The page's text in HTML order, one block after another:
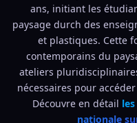
ans, initiant les
paysage durch des
et plastiques. Cette
contemporains du
ateliers
nécessaires pour
Découvre en détail
nationale